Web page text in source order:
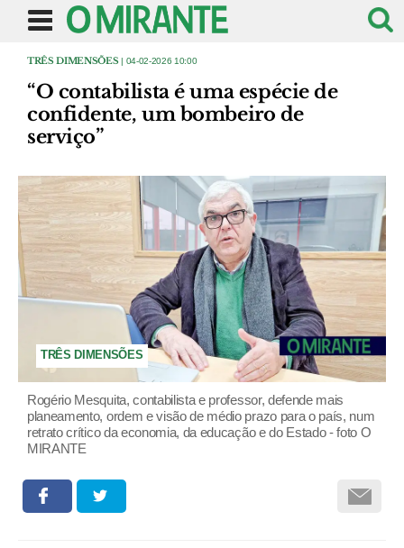
TRÊS DIMENSÕES| 04-02-2026 10:00
“O contabilista é uma espécie de
confidente, um bombeiro de
serviço”
TRÊS DIMENSÕES
Rogério Mesquita, contabilista e professor, defende mais
planeamento, ordem e visão de médio prazo para o país, num
retrato crítico da economia, da educação e do Estado - foto O
MIRANTE